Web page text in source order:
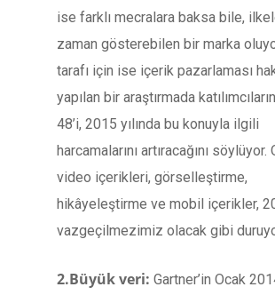
ise farklı mecralara baksa bile,
zaman gösterebilen bir marka
tarafı için ise içerik pazarlaması
yapılan bir araştırmada
48’i, 2015 yılında bu konuyla ilgili
harcamalarını artıracağını söylüyor.
video içerikleri, görselleştirme,
hikâyeleştirme ve mobil içerikler,
vazgeçilmezimiz olacak gibi
2.Büyük veri: Gartner’in Ocak